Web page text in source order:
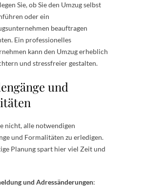
Sie, ob Sie den Umzug selbst
oder ein
beauftragen
Ein professionelles
kann den Umzug erheblich
und stressfreier gestalten.
und
nicht, alle notwendigen
und Formalitäten zu erledigen.
Planung spart hier viel Zeit und
und Adressänderungen: